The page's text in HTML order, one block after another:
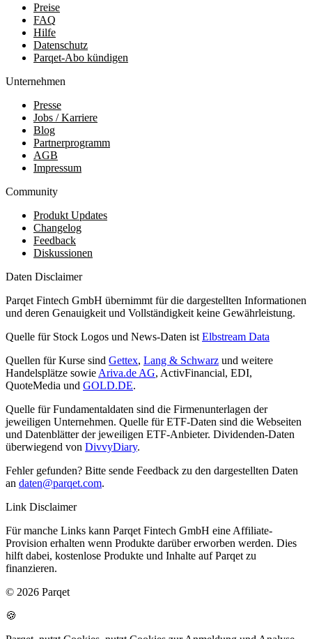
Preise
FAQ
Hilfe
Datenschutz
Parqet-Abo kündigen
Unternehmen
Presse
Jobs / Karriere
Blog
Partnerprogramm
AGB
Impressum
Community
Produkt Updates
Changelog
Feedback
Diskussionen
Daten Disclaimer
Parqet Fintech GmbH übernimmt für die dargestellten Informationen
und deren Genauigkeit und Vollständigkeit keine Gewährleistung.
Quelle für Stock Logos und News-Daten ist Elbstream Data
Quellen für Kurse sind Gettex, Lang & Schwarz und weitere
Handelsplätze sowie Ariva.de AG, ActivFinancial, EDI,
QuoteMedia und GOLD.DE.
Quelle für Fundamentaldaten sind die Firmenunterlagen der
jeweiligen Unternehmen. Quelle für ETF-Daten sind die Webseiten
und Datenblätter der jeweiligen ETF-Anbieter. Dividenden-Daten
überwiegend von DivvyDiary.
Fehler gefunden? Bitte sende Feedback zu den dargestellten Daten
an daten@parqet.com.
Link Disclaimer
Für manche Links kann Parqet Fintech GmbH eine Affiliate-
Provision erhalten wenn Produkte darüber erworben werden. Dies
hilft dabei, kostenlose Produkte und Inhalte auf Parqet zu
finanzieren.
© 2026 Parqet
🍪